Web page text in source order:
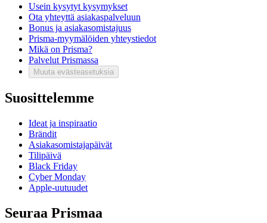
Usein kysytyt kysymykset
Ota yhteyttä asiakaspalveluun
Bonus ja asiakasomistajuus
Prisma-myymälöiden yhteystiedot
Mikä on Prisma?
Palvelut Prismassa
Muuta evästeasetuksia
Suosittelemme
Ideat ja inspiraatio
Brändit
Asiakasomistajapäivät
Tilipäivä
Black Friday
Cyber Monday
Apple-uutuudet
Seuraa Prismaa